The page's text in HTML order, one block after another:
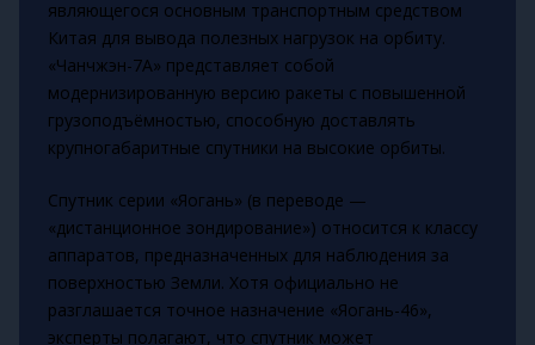
являющегося основным транспортным средством
Китая для вывода полезных нагрузок на орбиту.
«Чанчжэн-7А» представляет собой
модернизированную версию ракеты с повышенной
грузоподъёмностью, способную доставлять
крупногабаритные спутники на высокие орбиты.
Спутник серии «Яогань» (в переводе —
«дистанционное зондирование») относится к классу
аппаратов, предназначенных для наблюдения за
поверхностью Земли. Хотя официально не
разглашается точное назначение «Яогань-46»,
эксперты полагают, что спутник может